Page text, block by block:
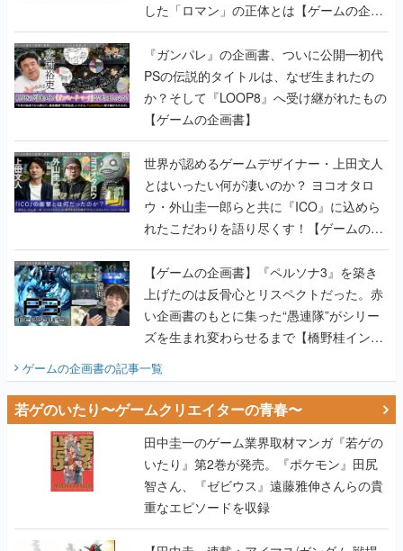
した「ロマン」の正体とは【ゲームの企画
書】
『ガンパレ』の企画書、ついに公開━初代
PSの伝説的タイトルは、なぜ生まれたの
か？そして『LOOP8』へ受け継がれたもの
【ゲームの企画書】
世界が認めるゲームデザイナー・上田文人
とはいったい何が凄いのか？ ヨコオタロ
ウ・外山圭一郎らと共に『ICO』に込めら
れたこだわりを語り尽くす！【ゲームの企
画書】
【ゲームの企画書】『ペルソナ3』を築き
上げたのは反骨心とリスペクトだった。赤
い企画書のもとに集った“愚連隊”がシリー
ズを生まれ変わらせるまで【橋野桂インタ
ビュー】
ゲームの企画書の記事一覧
若ゲのいたり〜ゲームクリエイターの青春〜
田中圭一のゲーム業界取材マンガ『若ゲの
いたり』第2巻が発売。『ポケモン』田尻
智さん、『ゼビウス』遠藤雅伸さんらの貴
重なエピソードを収録